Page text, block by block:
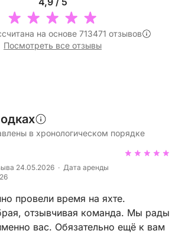
на основе 713471 отзывов
Посмотреть все отзывы
в хронологическом порядке
24.05.2026 · Дата аренды
провели время на яхте.
отзывчивая команда. Мы рады
вас. Обязательно ещё к вам